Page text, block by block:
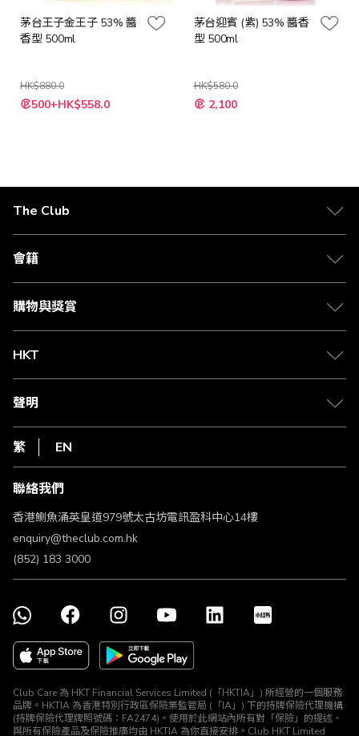
茅台王子金王子 53% 醬
香型 500ml
HK$880.0
特
殊 500+HK$558.0
茅台迎賓 (紫) 53% 醬香
型 500ml
HK$580.0
特
殊 2,100
The Club
關於 The Club
合作夥伴
媒體中心
會籍
會籍及專屬禮遇
賺取積分
購物與獎賞
物流與配送
Club Shopping 商品領取站
常見問題
HKT
csl.
1010
HKT
聲明
私隱聲明
使用條款
條款及細則
不歧視及不騷擾聲明
認可牌照及通告
繁 EN
聯絡我們
香港鰂魚涌英皇道979號太古坊電訊盈科中心14樓
enquiry@theclub.com.hk
(852) 183 3000
Club Care 為 HKT Financial Services Limited (「HKTIA」) 所經營的一個服務
品牌。HKTIA 為香港特別行政區保險業監管局 (「IA」) 下的持牌保險代理機構
(持牌保險代理牌照號碼：FA2474)。使用於此網站內所有對「保險」的提述、
與所有保險產品及保險推廣均由 HKTIA 為你直接安排。Club HKT Limited